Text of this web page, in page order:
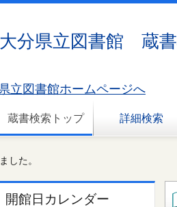
大分県立図書館 蔵
立図書館ホームページへ
蔵書検索トップ 詳細検索
した。
開館日カレンダー